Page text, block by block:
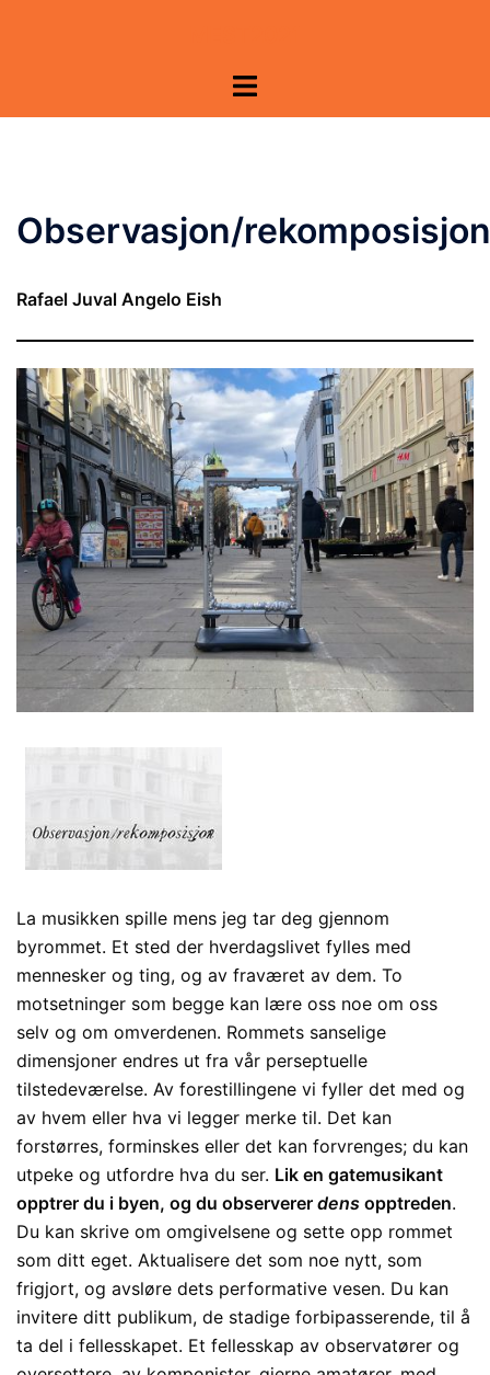
Toggle
Observasjon/rekomposisjon
Rafael Juval Angelo Eish
La musikken spille mens jeg tar deg gjennom
byrommet. Et sted der hverdagslivet fylles med
mennesker og ting, og av fraværet av dem. To
motsetninger som begge kan lære oss noe om oss
selv og om omverdenen. Rommets sanselige
dimensjoner endres ut fra vår perseptuelle
tilstedeværelse. Av forestillingene vi fyller det med og
av hvem eller hva vi legger merke til. Det kan
forstørres, forminskes eller det kan forvrenges; du kan
utpeke og utfordre hva du ser. Lik en gatemusikant
opptrer du i byen, og du observerer dens opptreden.
Du kan skrive om omgivelsene og sette opp rommet
som ditt eget. Aktualisere det som noe nytt, som
frigjort, og avsløre dets performative vesen. Du kan
invitere ditt publikum, de stadige forbipasserende, til å
ta del i fellesskapet. Et fellesskap av observatører og